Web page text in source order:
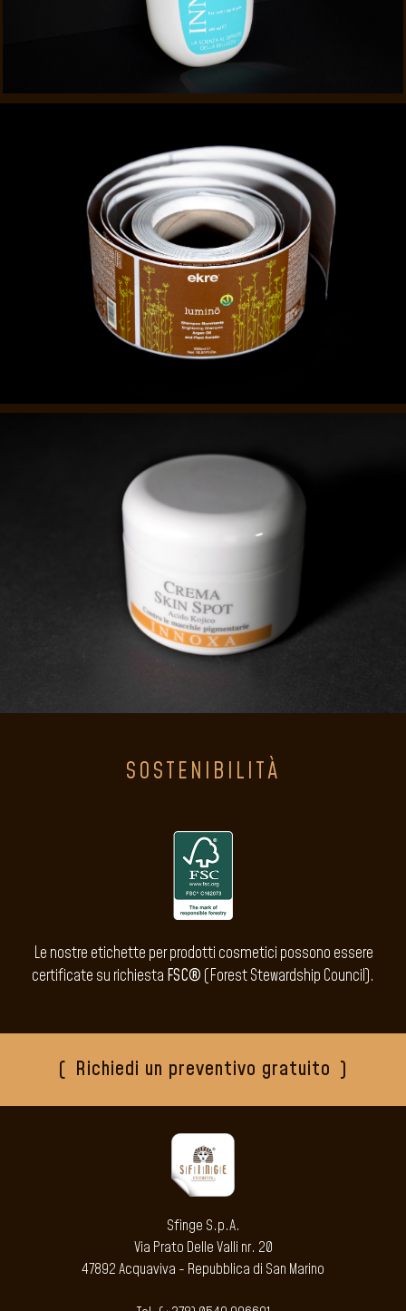
SOSTENIBILITÀ
Le nostre etichette per prodotti cosmetici possono essere
certificate su richiesta FSC® (Forest Stewardship Council).
Richiedi un preventivo gratuito
Sfinge S.p.A.
Via Prato Delle Valli nr. 20
47892 Acquaviva - Repubblica di San Marino